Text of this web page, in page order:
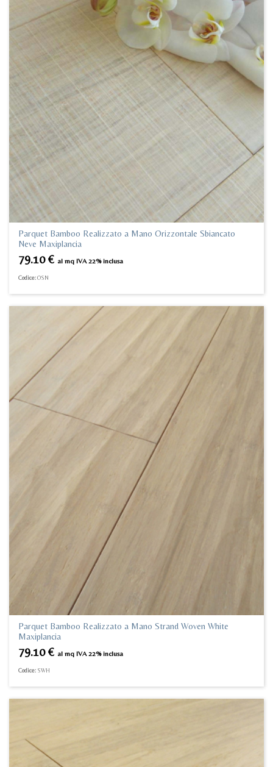
Parquet Bamboo Realizzato a Mano Orizzontale Sbiancato
Neve Maxiplancia
79.10€ al mq IVA 22% inclusa
Codice:OSN
Parquet Bamboo Realizzato a Mano Strand Woven White
Maxiplancia
79.10€ al mq IVA 22% inclusa
Codice: SWH